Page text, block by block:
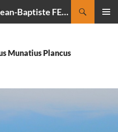
CIELMANIA : le blog de Jean-Baptiste FELDMANN, photographe du ciel
Munatius Plancus